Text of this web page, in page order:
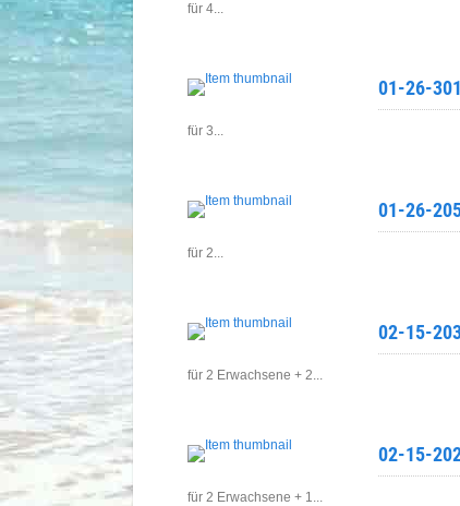
für 4...
01-26-
für 3...
01-26-
für 2...
02-15-
für 2 Erwachsene + 2...
02-15-
für 2 Erwachsene + 1...